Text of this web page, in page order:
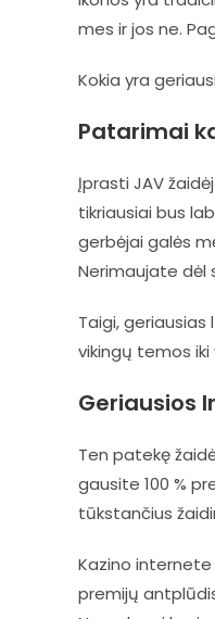
mes ir jos ne.
Kokia yra
Patarimai
Įprasti JAV
tikriausiai bus
gerbėjai galės
Nerimaujate dėl
Taigi,
vikingų temos
Geriausios
Ten patekę
gausite 100 %
tūkstančius
Kazino
premijų